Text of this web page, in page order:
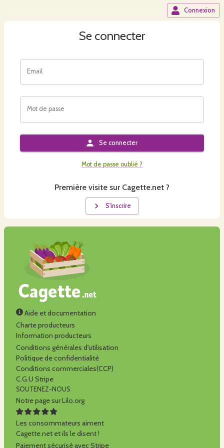
Connexion
Se connecter
Email
Mot de passe
Se connecter
Mot de passe oublié ?
Première visite sur Cagette.net ?
S'inscrire
Aide et documentation
Charte producteurs
Information producteurs
Conditions générales d'utilisation
Politique de confidentialité
Conditions commerciales(CCP)
C.G.U Stripe
SOUTENEZ-NOUS
Notre page sur Lilo.org
Les consommateurs aiment
Cagette.net et ils le disent !
Paiement sécurisé avec Stripe